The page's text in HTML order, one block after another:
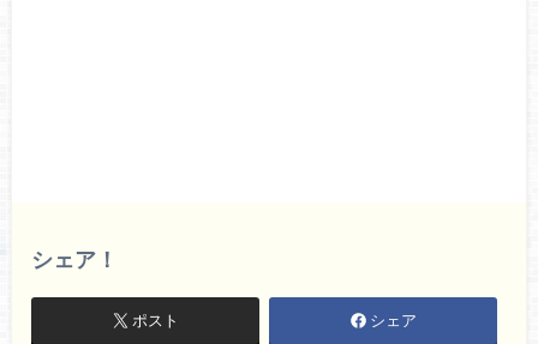
シェア！
ポスト シェア